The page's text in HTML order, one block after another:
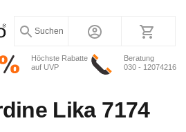
Höchste Rabatte
auf UVP
Beratung
030 - 12074216
Suchen
Lika 7174